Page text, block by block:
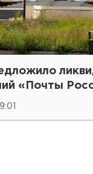
«Почты